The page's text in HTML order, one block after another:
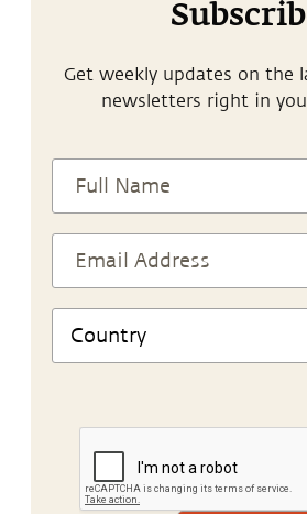
Get weekly updates on the
newsletters right in